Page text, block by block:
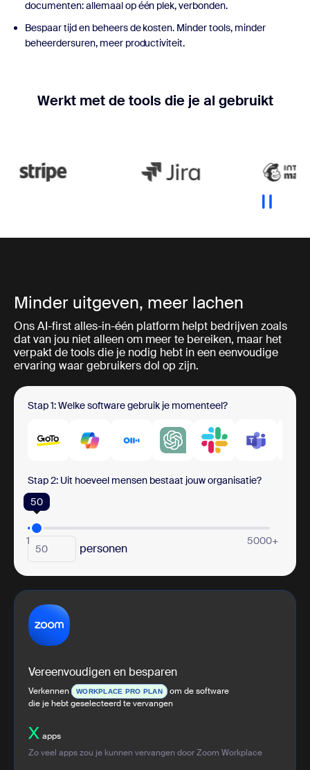
documenten: allemaal op één plek, verbonden.
Bespaar tijd en beheers de kosten. Minder tools, minder
beheerdersuren, meer productiviteit.
Werkt met de tools die je al gebruikt
Minder uitgeven, meer lachen
Ons AI-first alles-in-één platform helpt bedrijven zoals
dat van jou niet alleen om meer te bereiken, maar het
verpakt de tools die je nodig hebt in een eenvoudige
ervaring waar gebruikers dol op zijn.
Stap 1: Welke software gebruik je momenteel?
Stap 2: Uit hoeveel mensen bestaat jouw organisatie?
50
1 5000+
personen
Vereenvoudigen en besparen
Verkennen WORKPLACE PRO PLAN
om de software
die je hebt geselecteerd te vervangen
X apps
Zo veel apps zou je kunnen vervangen door Zoom Workplace